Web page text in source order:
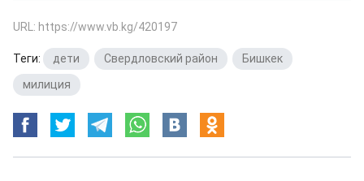
URL: https://www.vb.kg/420197
Теги: дети Свердловский район Бишкек
милиция